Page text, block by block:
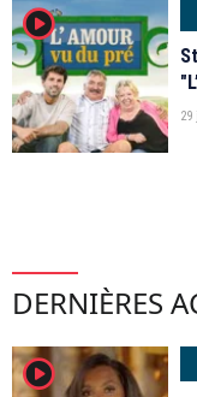
player2
29
DERNIÈRES
player2